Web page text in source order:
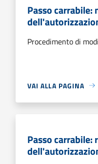
Passo carrabile:
Procedimento di
VAI ALLA PAGINA
Passo carrabile: